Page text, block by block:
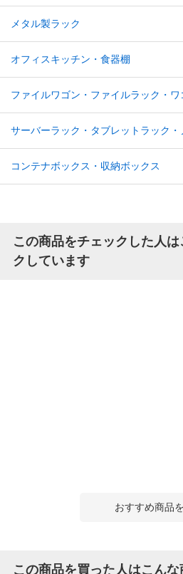
メタル製ラック
オフィスキッチン・食器棚
ファイルワゴン・ファイルラック・ワ
サーバーラック・タブレットラック・
コンテナボックス・収納ボックス
この商品をチェックした人
クしています
おすすめ商品
この商品を買った人はこん